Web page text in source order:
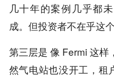
几十年的案例几乎都
成。但投资者不在乎这个
第三层是 像 Fermi 这样
然气电站也没开工，租